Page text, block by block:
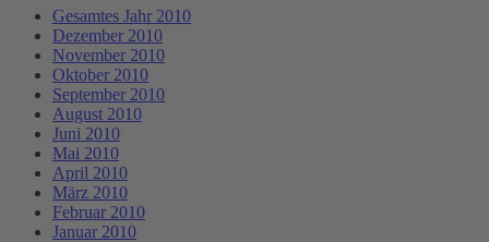
Gesamtes Jahr 2010
Dezember 2010
November 2010
Oktober 2010
September 2010
August 2010
Juni 2010
Mai 2010
April 2010
März 2010
Februar 2010
Januar 2010